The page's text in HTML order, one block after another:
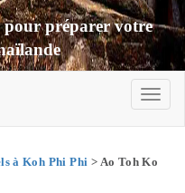
pour préparer votre
à Koh Phi Phi > Ao Toh Ko